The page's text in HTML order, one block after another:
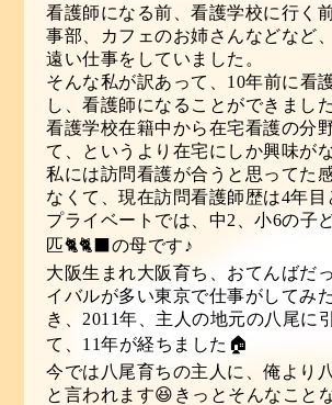
看護師になる前、看護学校に行く
事部、カフェのお姉さんなどなど
遠い仕事をしていました。
そんな私が訳あって、10年前に看
し、看護師になることができまし
看護学校在籍中から在宅看護の分
て、というより在宅にしか興味が
私には訪問看護が合うと思ってた
なくて、現在訪問看護師歴は4年
プライベートでは、中2、小6の子
匹🐈🐈‍⬛の母です♪
大阪生まれ大阪育ち、おてんばだ
イバルが多い東京で仕事がしてみ
き、2011年、主人の地元の八尾に
て、11年が経ちました🏠
今では八尾育ちの主人に、俺より
と言われます😆きっとそんなこと